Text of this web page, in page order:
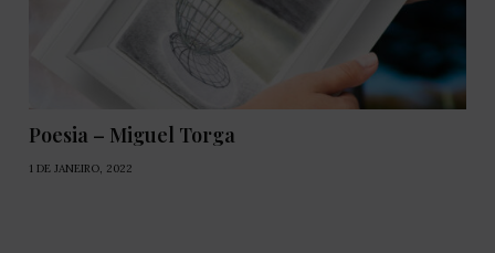
Poesia – Miguel Torga
1 DE JANEIRO, 2022